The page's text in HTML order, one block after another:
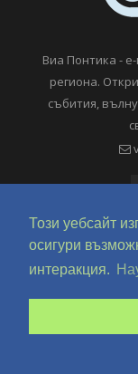
Този уебсайт
осигури
интеракция.
Виа Понтика -
региона.
събития,
Copyright ©